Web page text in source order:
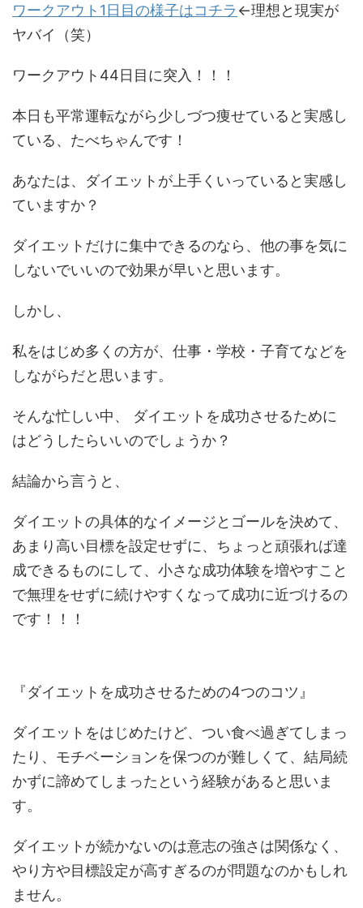
ワークアウト1日目の様子はコチラ ←理想と現実が
ヤバイ（笑）
ワークアウト44日目に突入！！！
本日も平常運転ながら少しづつ痩せていると実感し
ている、たべちゃんです！
あなたは、ダイエットが上手くいっていると実感し
ていますか？
ダイエットだけに集中できるのなら、他の事を気に
しないでいいので効果が早いと思います。
しかし、
私をはじめ多くの方が、仕事・学校・子育てなどを
しながらだと思います。
そんな忙しい中、 ダイエットを成功させるために
はどうしたらいいのでしょうか？
結論から言うと、
ダイエットの具体的なイメージとゴールを決めて、
あまり高い目標を設定せずに、ちょっと頑張れば達
成できるものにして、小さな成功体験を増やすこと
で無理をせずに続けやすくなって成功に近づけるの
です！！！
『ダイエットを成功させるための4つのコツ』
ダイエットをはじめたけど、つい食べ過ぎてしまっ
たり、モチベーションを保つのが難しくて、結局続
かずに諦めてしまったという経験があると思いま
す。
ダイエットが続かないのは意志の強さは関係なく、
やり方や目標設定が高すぎるのが問題なのかもしれ
ません。